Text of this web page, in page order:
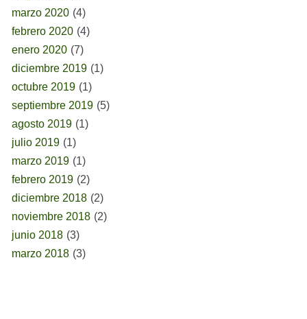
marzo 2020 (4)
febrero 2020 (4)
enero 2020 (7)
diciembre 2019 (1)
octubre 2019 (1)
septiembre 2019 (5)
agosto 2019 (1)
julio 2019 (1)
marzo 2019 (1)
febrero 2019 (2)
diciembre 2018 (2)
noviembre 2018 (2)
junio 2018 (3)
marzo 2018 (3)